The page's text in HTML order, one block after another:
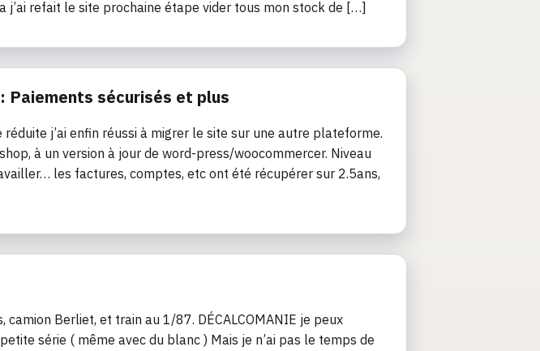
j’ai refait le site prochaine étape vider tous mon stock de […]
Paiements sécurisés et plus
j’ai enfin réussi à migrer le site sur une autre plateforme.
à un version à jour de word-press/woocommercer. Niveau
les factures, comptes, etc ont été récupérer sur 2.5ans,
Berliet, et train au 1/87. DÉCALCOMANIE je peux
série ( même avec du blanc ) Mais je n’ai pas le temps de